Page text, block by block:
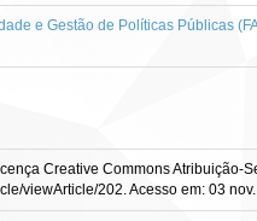
e Gestão de Políticas Públicas
Creative Commons
viewArticle/202. Acesso em: 03